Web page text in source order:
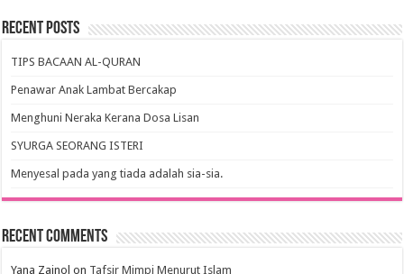
Recent Posts
TIPS BACAAN AL-QURAN
Penawar Anak Lambat Bercakap
Menghuni Neraka Kerana Dosa Lisan
SYURGA SEORANG ISTERI
Menyesal pada yang tiada adalah sia-sia.
Recent Comments
Yana Zainol on Tafsir Mimpi Menurut Islam